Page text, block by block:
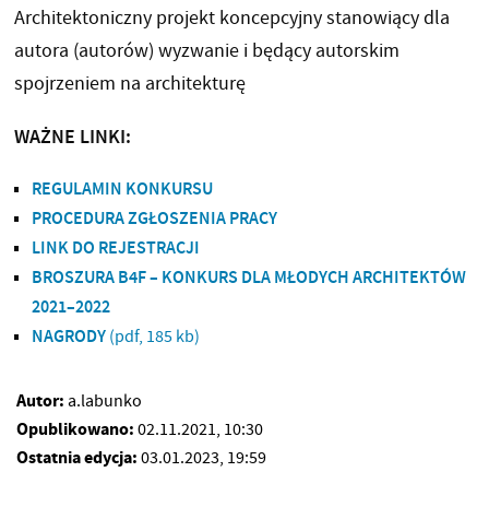
Architektoniczny projekt koncepcyjny stanowiący dla
autora (autorów) wyzwanie i będący autorskim
spojrzeniem na architekturę
WAŻNE LINKI:
REGULAMIN KONKURSU
PROCEDURA ZGŁOSZENIA PRACY
LINK DO REJESTRACJI
BROSZURA B4F – KONKURS DLA MŁODYCH ARCHITEKTÓW
2021–2022
NAGRODY (pdf, 185 kb)
Autor: a.labunko
Opublikowano: 02.11.2021, 10:30
Ostatnia edycja: 03.01.2023, 19:59